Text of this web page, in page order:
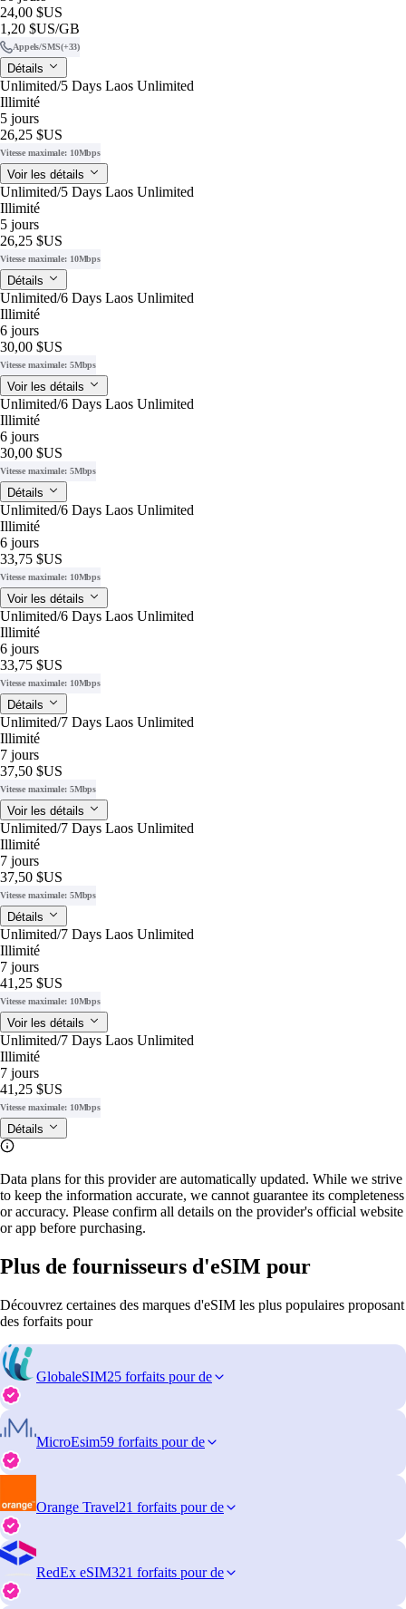
24,00 $US
1,20 $US/GB
Appels/SMS(+33)
Détails
Unlimited/5 Days Laos Unlimited
Illimité
5 jours
26,25 $US
Vitesse maximale: 10Mbps
Voir les détails
Unlimited/5 Days Laos Unlimited
Illimité
5 jours
26,25 $US
Vitesse maximale: 10Mbps
Détails
Unlimited/6 Days Laos Unlimited
Illimité
6 jours
30,00 $US
Vitesse maximale: 5Mbps
Voir les détails
Unlimited/6 Days Laos Unlimited
Illimité
6 jours
30,00 $US
Vitesse maximale: 5Mbps
Détails
Unlimited/6 Days Laos Unlimited
Illimité
6 jours
33,75 $US
Vitesse maximale: 10Mbps
Voir les détails
Unlimited/6 Days Laos Unlimited
Illimité
6 jours
33,75 $US
Vitesse maximale: 10Mbps
Détails
Unlimited/7 Days Laos Unlimited
Illimité
7 jours
37,50 $US
Vitesse maximale: 5Mbps
Voir les détails
Unlimited/7 Days Laos Unlimited
Illimité
7 jours
37,50 $US
Vitesse maximale: 5Mbps
Détails
Unlimited/7 Days Laos Unlimited
Illimité
7 jours
41,25 $US
Vitesse maximale: 10Mbps
Voir les détails
Unlimited/7 Days Laos Unlimited
Illimité
7 jours
41,25 $US
Vitesse maximale: 10Mbps
Détails
Data plans for this provider are automatically updated. While we strive
to keep the information accurate, we cannot guarantee its completeness
or accuracy. Please confirm all details on the provider's official website
or app before purchasing.
Plus de fournisseurs d'eSIM pour
Découvrez certaines des marques d'eSIM les plus populaires proposant
des forfaits pour
GlobaleSIM25 forfaits pour de
MicroEsim59 forfaits pour de
Orange Travel21 forfaits pour de
RedEx eSIM321 forfaits pour de